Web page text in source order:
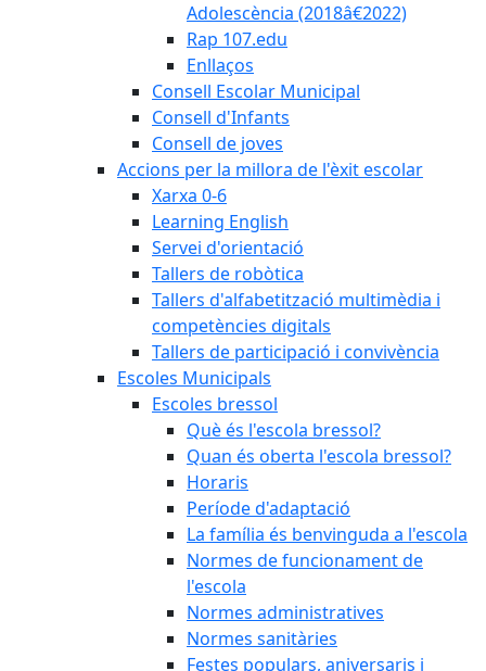
Adolescència (2018â€2022)
Rap 107.edu
Enllaços
Consell Escolar Municipal
Consell d'Infants
Consell de joves
Accions per la millora de l'èxit escolar
Xarxa 0-6
Learning English
Servei d'orientació
Tallers de robòtica
Tallers d'alfabetització multimèdia i
competències digitals
Tallers de participació i convivència
Escoles Municipals
Escoles bressol
Què és l'escola bressol?
Quan és oberta l'escola bressol?
Horaris
Període d'adaptació
La família és benvinguda a l'escola
Normes de funcionament de
l'escola
Normes administratives
Normes sanitàries
Festes populars, aniversaris i